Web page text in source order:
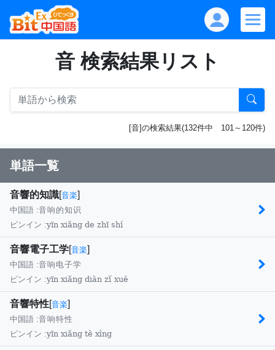
音 検索結果リスト
[音]の検索結果(132件中 101～120件)
単語一覧
音響的知識[音楽]
中国語 :音响的知识
ピンイン :yīn xiǎng de zhī shí
音響電子工学[音楽]
中国語 :音响电子学
ピンイン :yīn xiǎng diàn zǐ xué
音響特性[音楽]
中国語 :音响特性
ピンイン :yīn xiǎng tè xìng